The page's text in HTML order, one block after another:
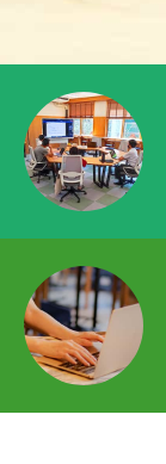
トップ
プロジェクト
ご利用方法